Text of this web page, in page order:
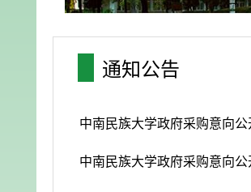
通知公告
中南民族大学政府采购意向公
中南民族大学政府采购意向公